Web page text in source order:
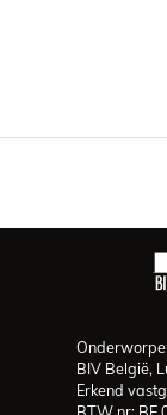
BIV België,
Erkend
BTW nr: BE